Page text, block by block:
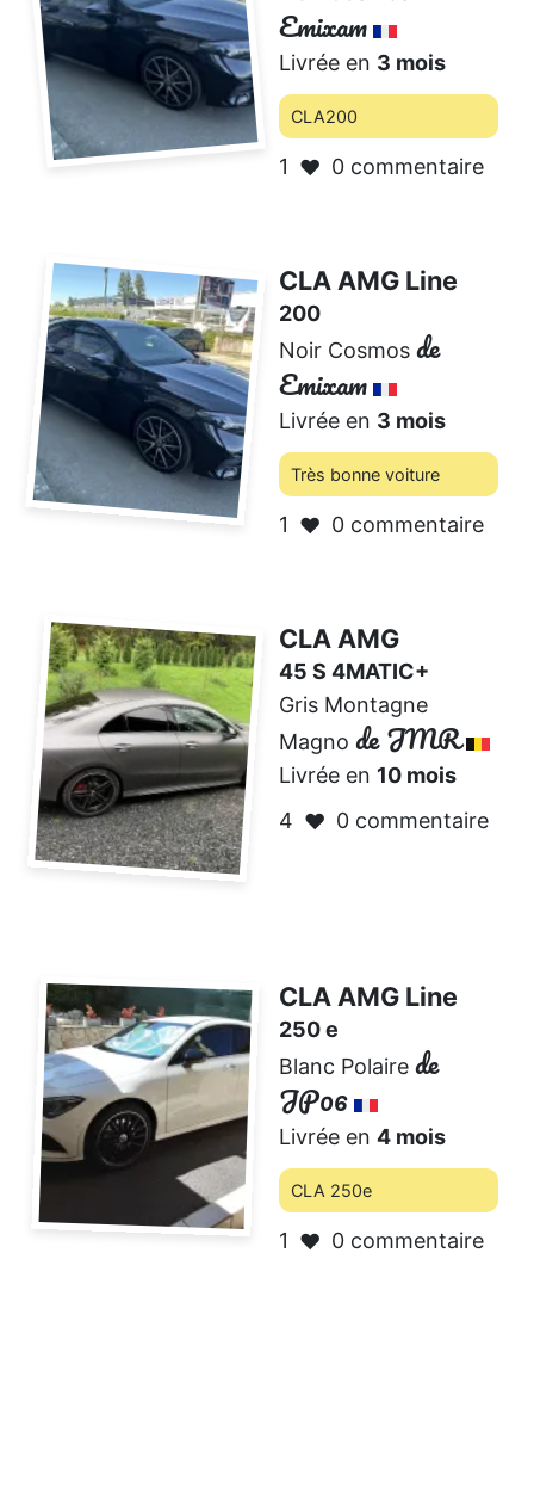
Emixam
Livrée en 3 mois
CLA200
1 ❤️ 0 commentaire
CLA AMG Line
200
Noir Cosmos de
Emixam
Livrée en 3 mois
Très bonne voiture
1 ❤️ 0 commentaire
CLA AMG
45 S 4MATIC+
Gris Montagne
Magno de JMR
Livrée en 10 mois
4 ❤️ 0 commentaire
CLA AMG Line
250 e
Blanc Polaire de
JP06
Livrée en 4 mois
CLA 250e
1 ❤️ 0 commentaire